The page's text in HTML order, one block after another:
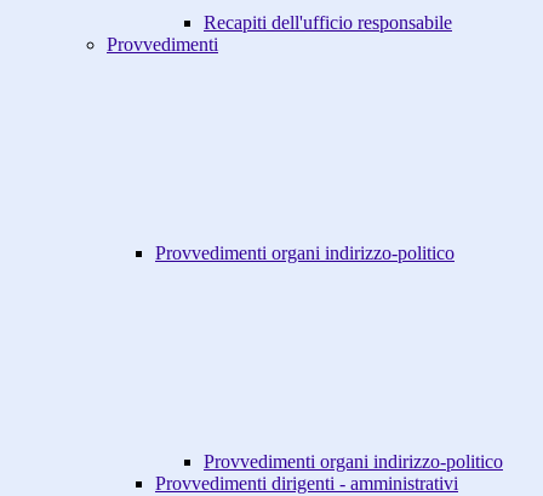
Recapiti dell'ufficio responsabile
Provvedimenti
Provvedimenti organi indirizzo-politico
Provvedimenti organi indirizzo-politico
Provvedimenti dirigenti - amministrativi